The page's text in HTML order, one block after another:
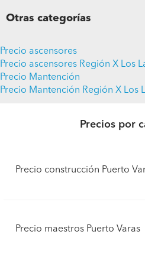
Otras categorías
Precio ascensores
Precio ascensores Región X Los
Precio Mantención
Precio Mantención Región X Los
Precios por
Precio construcción Puerto
Precio maestros Puerto Varas